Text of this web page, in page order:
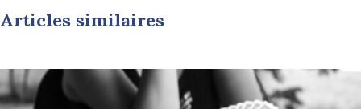
Articles similaires